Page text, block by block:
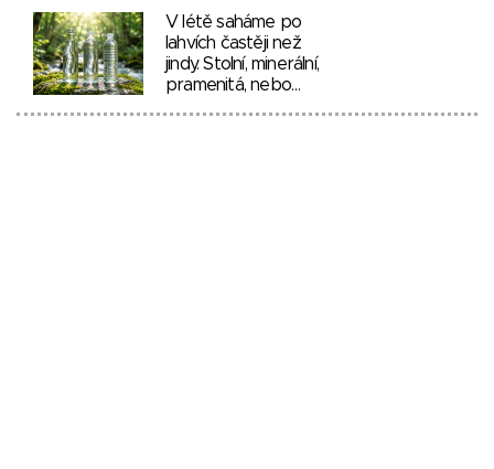
V létě saháme po
lahvích častěji než
jindy. Stolní, minerální,
pramenitá, nebo…